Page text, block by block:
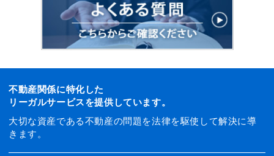
不動産関係に特化した
リーガルサービスを提供しています。
大切な資産である不動産の問題を法律を駆使して解決に導
きます。